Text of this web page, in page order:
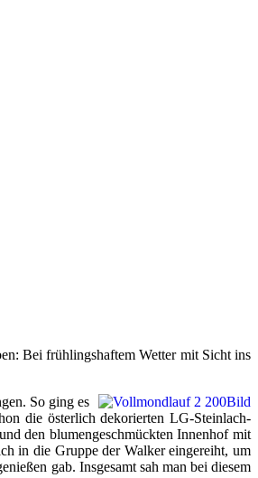
Bei frühlingshaftem Wetter mit Sicht ins
So ging es
die österlich dekorierten LG-Steinlach-
den blumengeschmückten Innenhof mit
in die Gruppe der Walker eingereiht, um
gab. Insgesamt sah man bei diesem